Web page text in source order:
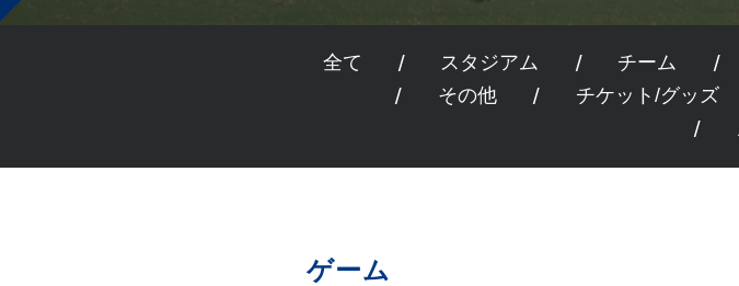
全て スタジアム チーム
その他
チケット/グッズ
ゲーム